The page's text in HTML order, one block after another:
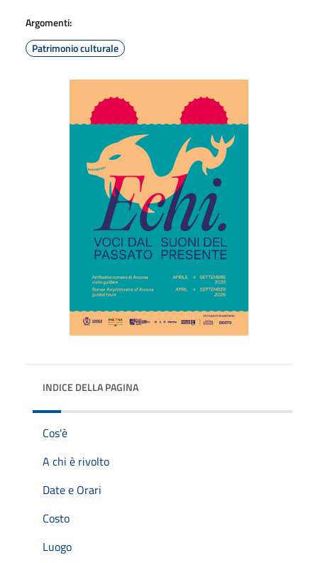
Argomenti:
Patrimonio culturale
INDICE DELLA PAGINA
Cos'è
A chi è rivolto
Date e Orari
Costo
Luogo